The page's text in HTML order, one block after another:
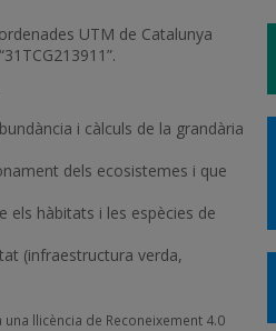
UTM de Catalunya
i càlculs de la grandària
dels ecosistemes i que
els hàbitats i les espècies de
(infraestructura verda,
llicència de Reconeixement 4.0